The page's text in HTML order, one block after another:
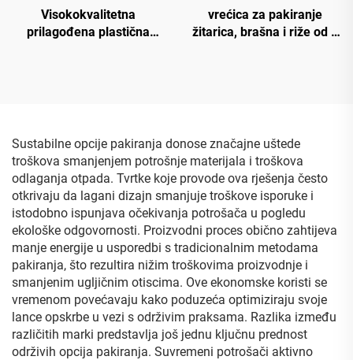
Visokokvalitetna
prilagođena plastična
vrećica za pakiranje
žitarica, brašna i riže od 1
Sustabilne opcije pakiranja donose značajne uštede
troškova smanjenjem potrošnje materijala i troškova
odlaganja otpada. Tvrtke koje provode ova rješenja često
otkrivaju da lagani dizajn smanjuje troškove isporuke i
istodobno ispunjava očekivanja potrošača u pogledu
ekološke odgovornosti. Proizvodni proces obično zahtijeva
manje energije u usporedbi s tradicionalnim metodama
pakiranja, što rezultira nižim troškovima proizvodnje i
smanjenim ugljičnim otiscima. Ove ekonomske koristi se
vremenom povećavaju kako poduzeća optimiziraju svoje
lance opskrbe u vezi s održivim praksama. Razlika između
različitih marki predstavlja još jednu ključnu prednost
održivih opcija pakiranja. Suvremeni potrošači aktivno